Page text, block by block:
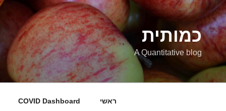
דילוג
לתוכן
כמותית
A Quantitative blog
ראשי COVID Dashboard